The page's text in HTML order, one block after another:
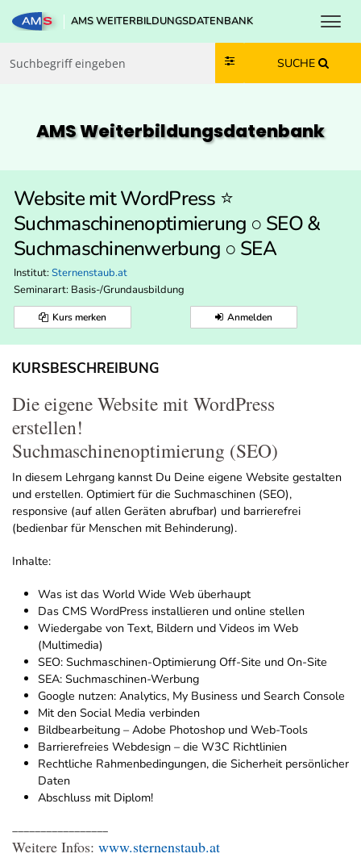
Zum Inhalt springen
Zum Navmenü springen
Zur Suche springen
Zur Footer springen
AMS WEITERBILDUNGSDATENBANK
SUCHE
AMS Weiterbildungs­datenbank
Website mit WordPress ⭐️
Suchmaschinenoptimierung ○ SEO &
Suchmaschinenwerbung ○ SEA
Institut: Sternenstaub.at
Seminarart: Basis-/Grundausbildung
Kurs merken Anmelden
KURSBESCHREIBUNG
Die eigene Website mit WordPress
erstellen!
Suchmaschinenoptimierung (SEO)
In diesem Lehrgang kannst Du Deine eigene Website gestalten
und erstellen. Optimiert für die Suchmaschinen (SEO),
responsive (auf allen Geräten abrufbar) und barrierefrei
(bedienbar für Menschen mit Behinderung).
Inhalte:
Was ist das World Wide Web überhaupt
Das CMS WordPress installieren und online stellen
Wiedergabe von Text, Bildern und Videos im Web
(Multimedia)
SEO: Suchmaschinen-Optimierung Off-Site und On-Site
SEA: Suchmaschinen-Werbung
Google nutzen: Analytics, My Business und Search Console
Mit den Social Media verbinden
Bildbearbeitung – Adobe Photoshop und Web-Tools
Barrierefreies Webdesign – die W3C Richtlinien
Rechtliche Rahmenbedingungen, die Sicherheit persönlicher
Daten
Abschluss mit Diplom!
_________________
Weitere Infos: www.sternenstaub.at